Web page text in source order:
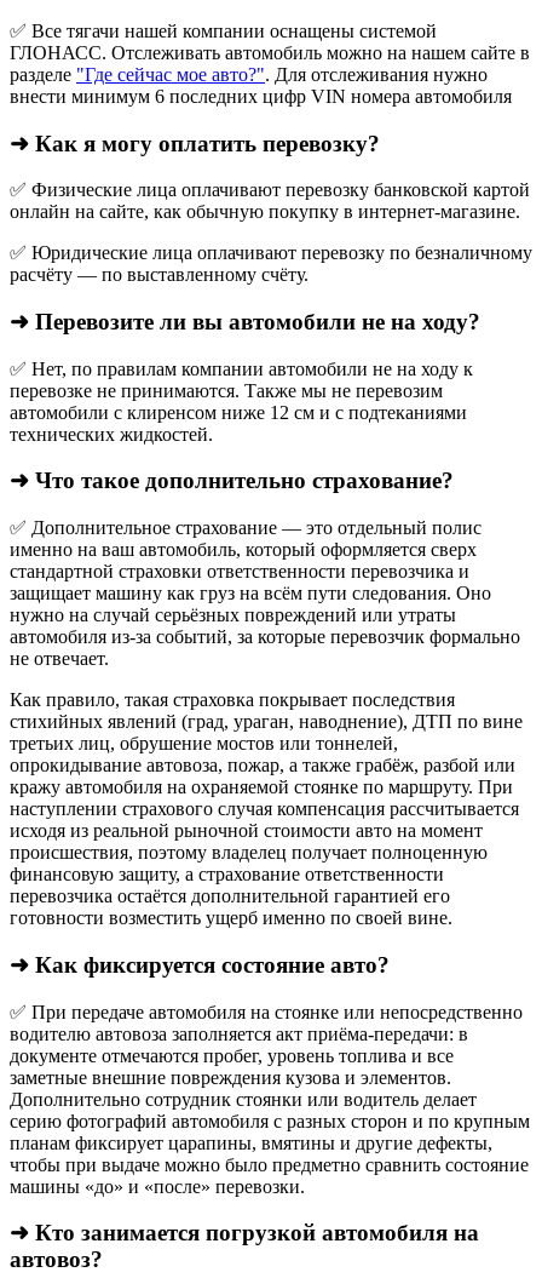
✅ Все тягачи нашей компании оснащены системой
ГЛОНАСС. Отслеживать автомобиль можно на нашем сайте в
разделе "Где сейчас мое авто?". Для отслеживания нужно
внести минимум 6 последних цифр VIN номера автомобиля
➜ Как я могу оплатить перевозку?
✅ Физические лица оплачивают перевозку банковской картой
онлайн на сайте, как обычную покупку в интернет‑магазине.
✅ Юридические лица оплачивают перевозку по безналичному
расчёту — по выставленному счёту.
➜ Перевозите ли вы автомобили не на ходу?
✅ Нет, по правилам компании автомобили не на ходу к
перевозке не принимаются. Также мы не перевозим
автомобили с клиренсом ниже 12 см и с подтеканиями
технических жидкостей.
➜ Что такое дополнительно страхование?
✅ Дополнительное страхование — это отдельный полис
именно на ваш автомобиль, который оформляется сверх
стандартной страховки ответственности перевозчика и
защищает машину как груз на всём пути следования. Оно
нужно на случай серьёзных повреждений или утраты
автомобиля из‑за событий, за которые перевозчик формально
не отвечает.​
Как правило, такая страховка покрывает последствия
стихийных явлений (град, ураган, наводнение), ДТП по вине
третьих лиц, обрушение мостов или тоннелей,
опрокидывание автовоза, пожар, а также грабёж, разбой или
кражу автомобиля на охраняемой стоянке по маршруту. При
наступлении страхового случая компенсация рассчитывается
исходя из реальной рыночной стоимости авто на момент
происшествия, поэтому владелец получает полноценную
финансовую защиту, а страхование ответственности
перевозчика остаётся дополнительной гарантией его
готовности возместить ущерб именно по своей вине.
➜ Как фиксируется состояние авто?
✅ При передаче автомобиля на стоянке или непосредственно
водителю автовоза заполняется акт приёма-передачи: в
документе отмечаются пробег, уровень топлива и все
заметные внешние повреждения кузова и элементов.
Дополнительно сотрудник стоянки или водитель делает
серию фотографий автомобиля с разных сторон и по крупным
планам фиксирует царапины, вмятины и другие дефекты,
чтобы при выдаче можно было предметно сравнить состояние
машины «до» и «после» перевозки.
➜ Кто занимается погрузкой автомобиля на
автовоз?